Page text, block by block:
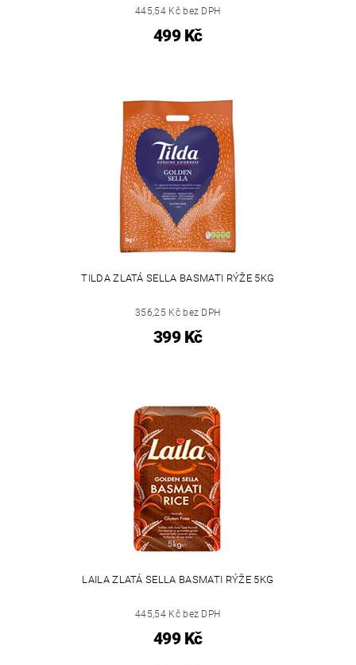
445,54 Kč bez DPH
499 Kč
TILDA ZLATÁ SELLA BASMATI RÝŽE 5KG
356,25 Kč bez DPH
399 Kč
LAILA ZLATÁ SELLA BASMATI RÝŽE 5KG
445,54 Kč bez DPH
499 Kč